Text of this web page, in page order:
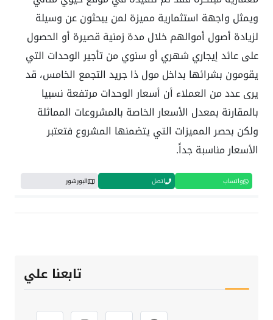
ويمثل واجهة استثمارية مميزة لمن يبحثون عن وسيلة
لزيادة أصول أموالهم خلال مدة زمنية قصيرة أو الحصول
على عائد إيجاري شهري أو سنوي من تأجير الوحدات التي
يقومون بشرائها بداخل مول ذا جريد التجمع الخامس، قد
يرى عدد من العملاء أن أسعار الوحدات مرتفعة نسبيا
بالمقارنة بمعدل الأسعار الخاصة بالمشروعات المماثلة
ولكن بحصر المميزات التي يتضمنها المشروع فتعتبر
الأسعار مناسبة جداً.
واتساب اتصل البورشور
تابعنا علي